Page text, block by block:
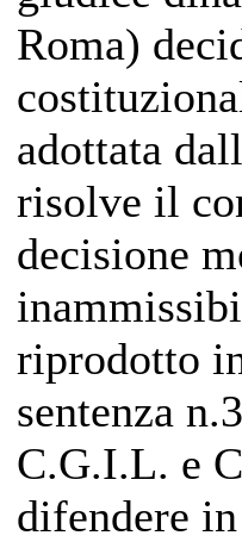
Roma)
adottata
risolve il
decisione
riprodotto
sentenza
C.G.I.L. e
difendere